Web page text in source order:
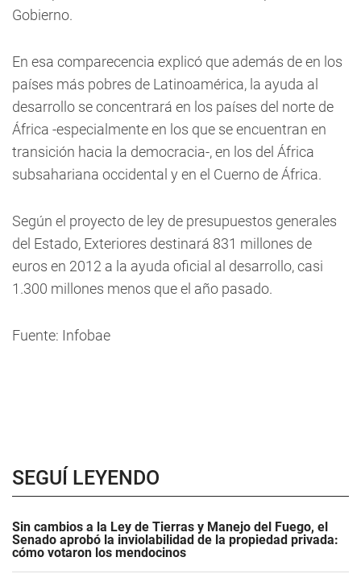
Gobierno.
En esa comparecencia explicó que además de en los
países más pobres de Latinoamérica, la ayuda al
desarrollo se concentrará en los países del norte de
África -especialmente en los que se encuentran en
transición hacia la democracia-, en los del África
subsahariana occidental y en el Cuerno de África.
Según el proyecto de ley de presupuestos generales
del Estado, Exteriores destinará 831 millones de
euros en 2012 a la ayuda oficial al desarrollo, casi
1.300 millones menos que el año pasado.
Fuente: Infobae
SEGUÍ LEYENDO
Sin cambios a la Ley de Tierras y Manejo del Fuego, el
Senado aprobó la inviolabilidad de la propiedad privada:
cómo votaron los mendocinos